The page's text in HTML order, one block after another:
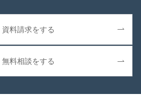
資料請求をする
無料相談をする